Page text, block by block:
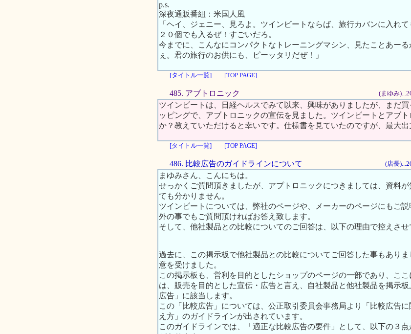
p.s.
深夜通販番組：米国人風
「ヘイ、ジェニー、見ろよ。ツインビートならば、旅行カバンに入れて
２０個でも入るぜ！すごいだろ。
今までに、こんなにコンパクトなトレーニングマシン、見たことあー
ぇ。君の旅行のお供にも、ピーッタリだぜ！」
[タイトル一覧] [TOP PAGE]
485. アブトロニック (まゆみ
ツインビートは、日経ヘルスでみて以来、興味がありましたが、まだ
ッピングで、アブトロニックの宣伝を見ました。ツインビートとアブ
か？教えていただけると幸いです。仕様書を見ていたのですが、最大出
[タイトル一覧] [TOP PAGE]
486. 比較広告のガイドラインについて (店長
まゆみさん、こんにちは。
せっかくご質問頂きましたが、アプトロニックにつきましては、資料
ても分かりません。
ツインビートについては、弊社のページや、メーカーのページにもご
外の事でもご質問頂ければお答え致します。
そして、他社製品との比較についてのご回答は、以下の理由で控えさせ
過去に、この掲示板で他社製品との比較についてご回答した事もあり
意を受けました。
この掲示板も、営利を目的としたショップのページの一部であり、こ
は、販売を目的とした宣伝・広告と言え、自社製品と他社製品を掲示
広告」に該当します。
この「比較広告」については、公正取引委員会事務局より「比較広告
え方」のガイドラインが出されています。
このガイドラインでは、「適正な比較広告の要件」として、以下の３